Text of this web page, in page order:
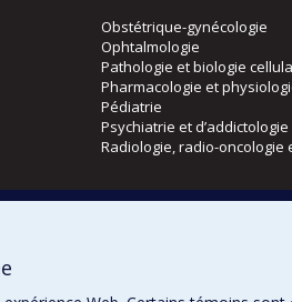
Obstétrique-gynécologie
Ophtalmologie
Pathologie et biologie
Pharmacologie et
Pédiatrie
Psychiatrie et d’addictologie
Radiologie, radio-oncologie